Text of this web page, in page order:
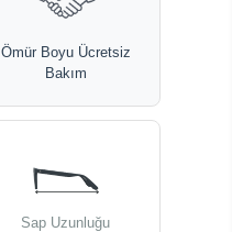
Ömür Boyu Ücretsiz
Bakım
Sap Uzunluğu